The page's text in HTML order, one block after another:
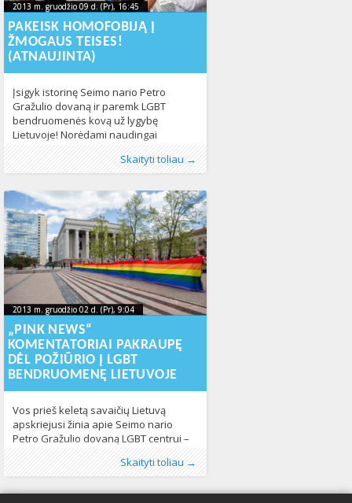
2013 m. gruodžio 09 d. (Pr), 16:45
2013-12-10T14:47:09+00:00
2013 m. gruodžio 09 d. (Pr), 16:45
2013-12-
10T14:47:09+00:00
PAKEISK HOMOFOBIJĄ Į
ŽMOGAUS TEISES!
(ATNAUJINTA)
Įsigyk istorinę Seimo nario Petro
Gražulio dovaną ir paremk LGBT
bendruomenės kovą už lygybę
Lietuvoje! Norėdami naudingai
panaudoti mūsų asociacijai įteiktą
netikėtą dovaną, skelbiame viešą
aukcioną ir kviečiame įsigyti
originalaus dizaino džinsus! Surinkti
pinigai bus skirti lygybės ir LGBT
asmenų teisių užtikrinimui Lietuvoje –
LGL įteiks specialų prizą labiausiai
2013 m. LGBT teisių apsaugos srityje
Skaityti toliau →
Publikavo:Aliona, LGL
Kategorijos:LGL,Lietuvoje,Naujienos325
Žymos:dovana,džinsai,Gražulis,kelnės,LGL,
Lietuvos Gėjų Lyga631
2013 m. gruodžio 02 d. (Pr), 9:04
2023-10-10T13:13:14+00:00
2013 m. gruodžio 02 d. (Pr), 9:04
2023-10-
„PINK NEWS“
KOMENTATORIAI PAKRAUPĘ
DĖL POŽIŪRIO Į LGBT
BENDRUOMENĘ LIETUVOJE
Vos prieš keletą savaičių Lietuvą
apskriejusi žinia apie Seimo nario
Petro Gražulio dovaną LGBT centrui –
kelnes su užtrauktuku užpakalyje,
nepaliko abejingų. Parlamentaras,
gerai žinomas dėl savo ypatingai
griežtų pasisakymų (o kartais ir
Skaityti toliau →
Publikavo:Aliona, LGL
Kategorijos:LGBT pasaulyje,Lietuvoje,
Naujienos,Pasaulyje446
Žymos:dovana,džinsai,Gražulis,kelnės,Pink
News524